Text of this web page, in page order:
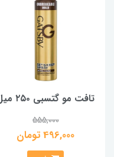
تافت مو گتسبی ۲۵۰ میل
555,000
496,000 تومان